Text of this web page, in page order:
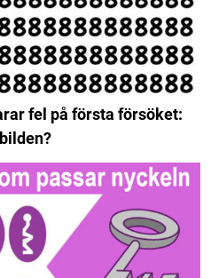
fel på första försöket: